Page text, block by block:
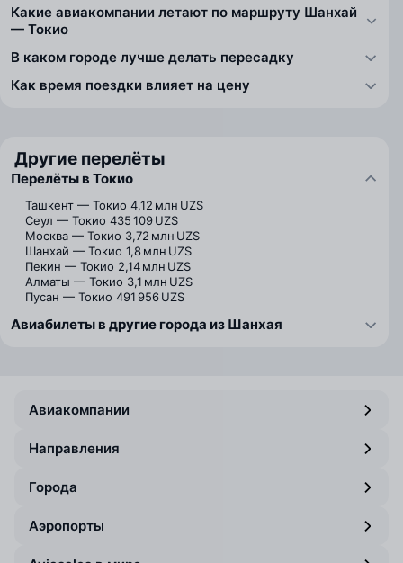
Какие авиакомпании летают по маршруту Шанхай
— Токио
В каком городе лучше делать пересадку
Как время поездки влияет на цену
Другие перелёты
Перелёты в Токио
Ташкент — Токио 4,12 млн UZS
Сеул — Токио 435 109 UZS
Москва — Токио 3,72 млн UZS
Шанхай — Токио 1,8 млн UZS
Пекин — Токио 2,14 млн UZS
Алматы — Токио 3,1 млн UZS
Пусан — Токио 491 956 UZS
Авиабилеты в другие города из Шанхая
Авиакомпании
Направления
Города
Аэропорты